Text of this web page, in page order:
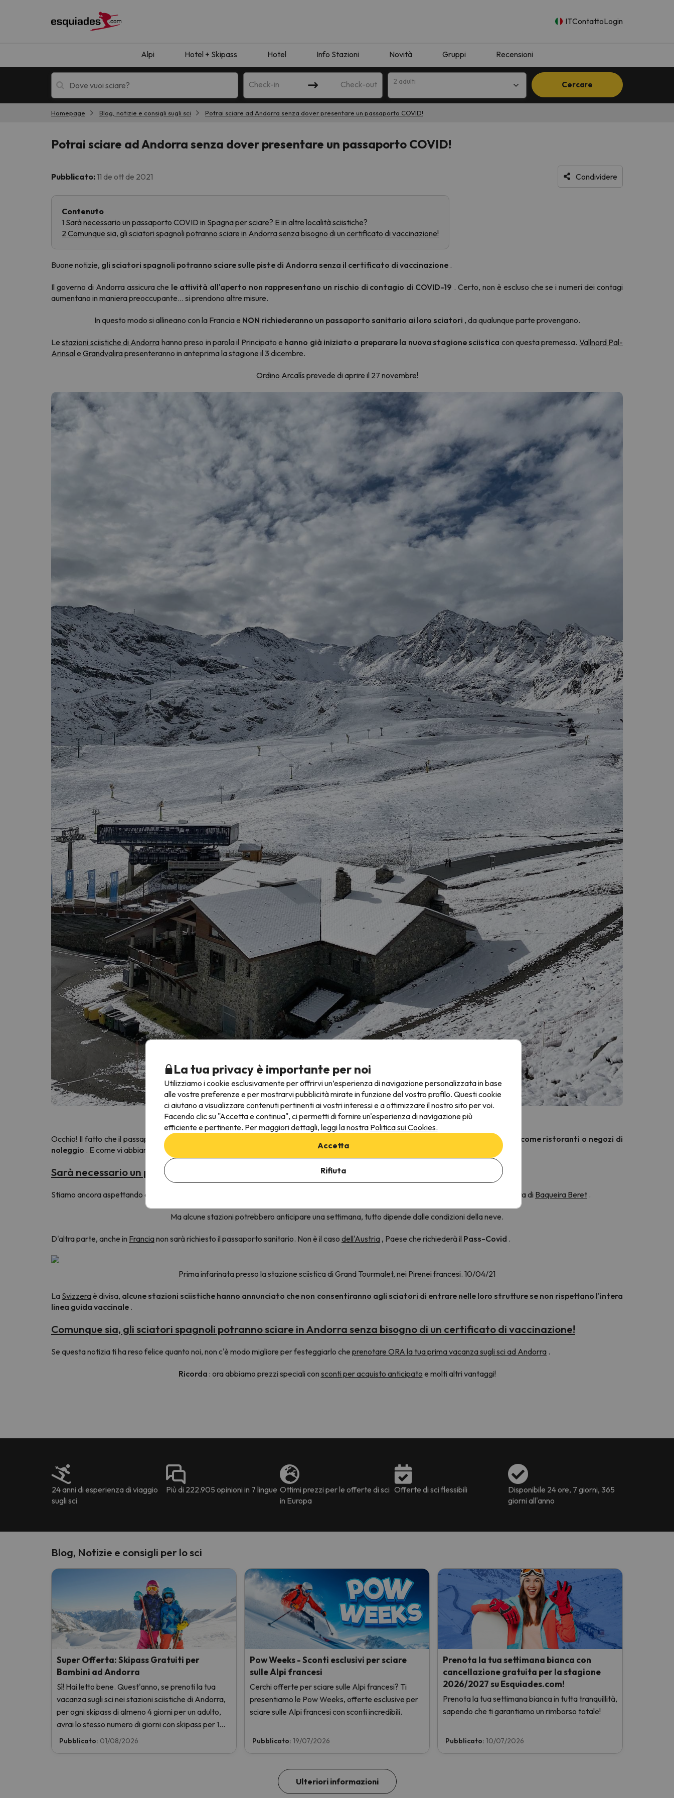
ITContattoLogin
Alpi Hotel + Skipass Hotel Info Stazioni Novità Gruppi Recensioni
Check-in Check-out 2 adulti Cercare
Ops, non abbiamo trovato alcun risultato corrispondente alla sua ricerca. Provare a modificare la destinazione.
Sembra che il nostro ricercatore abbia perso la strada. Non appena troverà la bussola, tornerà.
Homepage Blog, notizie e consigli sugli sci Potrai sciare ad Andorra senza dover presentare un passaporto COVID!
Potrai sciare ad Andorra senza dover presentare un passaporto COVID!
Pubblicato:11 de ott de 2021 Condividere
Contenuto
1 Sarà necessario un passaporto COVID in Spagna per sciare? E in altre località sciistiche?
2 Comunque sia, gli sciatori spagnoli potranno sciare in Andorra senza bisogno di un certificato di vaccinazione!
Buone notizie, gli sciatori spagnoli potranno sciare sulle piste di Andorra senza il certificato di vaccinazione .
Il governo di Andorra assicura che le attività all'aperto non rappresentano un rischio di contagio di COVID-19 . Certo, non è escluso che se i numeri dei contagi
aumentano in maniera preoccupante... si prendono altre misure.
In questo modo si allineano con la Francia e NON richiederanno un passaporto sanitario ai loro sciatori , da qualunque parte provengano.
Lestazioni sciistiche di Andorra hanno preso in parola il Principato e hanno già iniziato a preparare la nuova stagione sciistica con questa premessa. Vallnord Pal-
Arinsal e Grandvalirapresenteranno in anteprima la stagione il 3 dicembre.
Ordino Arcalís prevede di aprire il 27 novembre!
Prima neve della stagione ad Ordino! Dal passato 10/04/21
Occhio! Il fatto che il passaporto COVID NON sia richiesto non significa che
alcune restrizioni non siano mantenute in luoghi chiusi come ristoranti o negozi di
noleggio . E come vi abbiamo raccontato qualche riga sopra... non è escluso di tornare indietro nel caso in cui i contagi aumentino.
Sarà necessario un passaporto COVID in Spagna per sciare? E in altre località sciistiche?
Stiamo ancora aspettando di vedere con l'apertura di Baqueira Beret .
Ma alcune stazioni potrebbero anticipare una settimana, tutto dipende dalle condizioni della neve.
D'altra parte, anche in Francianon sarà richiesto il passaporto sanitario. Non è il caso dell'Austria , Paese che richiederà il Pass-Covid .
Prima infarinata presso la stazione sciistica di Grand Tourmalet, nei Pirenei francesi. 10/04/21
La Svizzeraè divisa, alcune stazioni sciistiche hanno annunciato che non consentiranno agli sciatori di entrare nelle loro strutture se non rispettano l'intera
linea guida vaccinale .
Comunque sia, gli sciatori spagnoli potranno sciare in Andorra senza bisogno di un certificato di vaccinazione!
Se questa notizia ti ha reso felice quanto noi, non c'è modo migliore per festeggiarlo che prenotare ORA la tua prima vacanza sugli sci ad Andorra .
Ricorda : ora abbiamo prezzi speciali con sconti per acquisto anticipato e molti altri vantaggi!
24 anni di esperienza di viaggio
sugli sci
Più di 222.905 opinioni in 7 lingue Ottimi prezzi per le offerte di sci
in Europa
Offerte di sci flessibili
Disponibile 24 ore, 7 giorni, 365
giorni all'anno
Blog, Notizie e consigli per lo sci
Super Offerta: Skipass Gratuiti per
Bambini ad Andorra
Sì! Hai letto bene. Quest'anno, se prenoti la tua
vacanza sugli sci nei stazioni sciistiche di Andorra,
per ogni skipass di almeno 4 giorni per un adulto,
avrai lo stesso numero di giorni con skipass per 1
bambino totalmente GRATIS. Entra e scoprilo qui.
Pubblicato: 01/08/2026
Pow Weeks - Sconti esclusivi per sciare
sulle Alpi francesi
Cerchi offerte per sciare sulle Alpi francesi? Ti
presentiamo le Pow Weeks, offerte esclusive per
sciare sulle Alpi francesi con sconti incredibili.
Pubblicato: 19/07/2026
Prenota la tua settimana bianca con
cancellazione gratuita per la stagione
2026/2027 su Esquiades.com!
Prenota la tua settimana bianca in tutta tranquillità,
sapendo che ti garantiamo un rimborso totale!
Pubblicato: 10/07/2026
Ulteriori informazioni
La tua privacy è importante per noi
Utilizziamo i cookie esclusivamente per offrirvi un’esperienza di navigazione personalizzata in base
alle vostre preferenze e per mostrarvi pubblicità mirate in funzione del vostro profilo. Questi cookie
ci aiutano a visualizzare contenuti pertinenti ai vostri interessi e a ottimizzare il nostro sito per voi.
Facendo clic su "Accetta e continua", ci permetti di fornire un'esperienza di navigazione più
efficiente e pertinente. Per maggiori dettagli, leggi la nostra Politica sui Cookies.
Accetta
Rifiuta